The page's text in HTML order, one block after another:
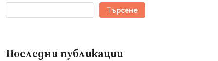
Търсене
Последни публикации